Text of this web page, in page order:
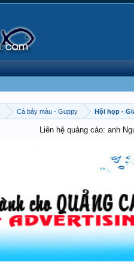
Cá bảy màu - Guppy Hội họp -
Liên hệ quảng cáo: anh